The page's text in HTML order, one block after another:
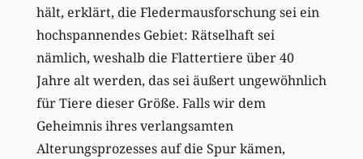
hält, erklärt, die Fledermausforschung sei ein
hochspannendes Gebiet: Rätselhaft sei
nämlich, weshalb die Flattertiere über 40
Jahre alt werden, das sei äußert ungewöhnlich
für Tiere dieser Größe. Falls wir dem
Geheimnis ihres verlangsamten
Alterungsprozesses auf die Spur kämen,